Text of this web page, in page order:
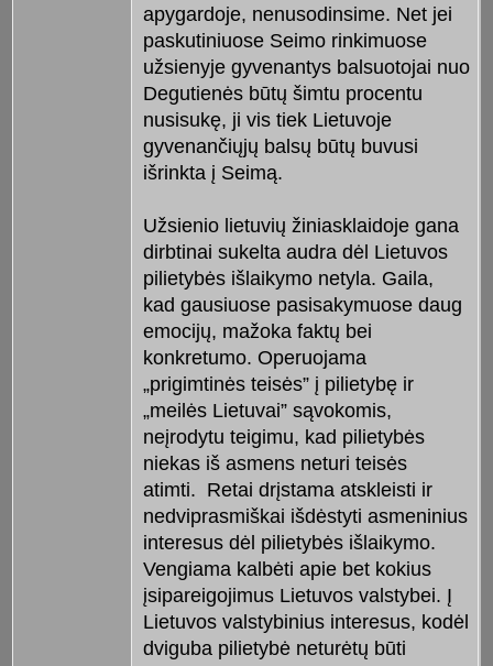
apygardoje, nenusodinsime. Net jei
paskutiniuose Seimo rinkimuose
užsienyje gyvenantys balsuotojai nuo
Degutienės būtų šimtu procentu
nusisukę, ji vis tiek Lietuvoje
gyvenančiųjų balsų būtų buvusi
išrinkta į Seimą.
Užsienio lietuvių žiniasklaidoje gana
dirbtinai sukelta audra dėl Lietuvos
pilietybės išlaikymo netyla. Gaila,
kad gausiuose pasisakymuose daug
emocijų, mažoka faktų bei
konkretumo. Operuojama
„prigimtinės teisės” į pilietybę ir
„meilės Lietuvai” sąvokomis,
neįrodytu teigimu, kad pilietybės
niekas iš asmens neturi teisės
atimti. Retai drįstama atskleisti ir
nedviprasmiškai išdėstyti asmeninius
interesus dėl pilietybės išlaikymo.
Vengiama kalbėti apie bet kokius
įsipareigojimus Lietuvos valstybei. Į
Lietuvos valstybinius interesus, kodėl
dviguba pilietybė neturėtų būti